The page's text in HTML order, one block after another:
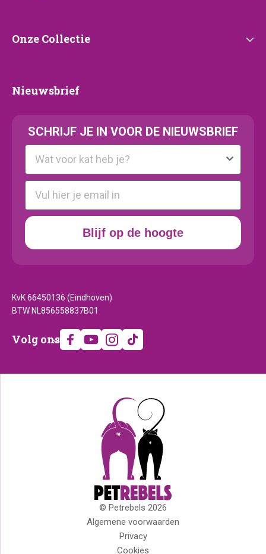
Onze
Onze Collectie
Nieuwsbrief
Nieuwsbrief
SCHRIJF JE IN VOOR DE NIEUWSBRIEF
Kattenras
E-mail
Blijf op de hoogte
KvK 66450136 (Eindhoven)
BTW NL856558837B01
Volg
Volg ons
© Petrebels 2026
Copyright
Algemene voorwaarden
Privacy
Cookies